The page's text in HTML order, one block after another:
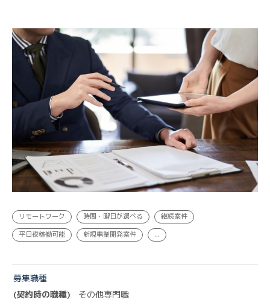
プログラマー, エンジニア | 業務委託
リモートワーク 時間・曜日が選べる 継続案件
平日夜稼働可能 新規事業開発案件 ...
募集職種
(契約時の職種)
その他専門職